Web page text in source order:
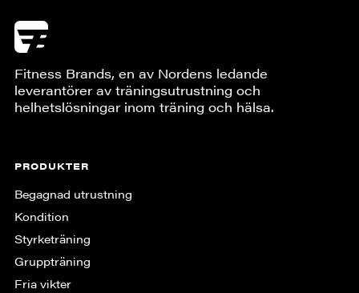
Fitness Brands, en av Nordens ledande
leverantörer av träningsutrustning och
helhetslösningar inom träning och hälsa.
PRODUKTER
Begagnad utrustning
Kondition
Styrketräning
Gruppträning
Fria vikter